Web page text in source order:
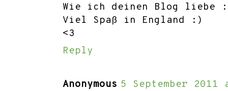
Wie ich deinen Blog liebe
Viel Spaß in England :)
<3
Reply
Anonymous 5 September 2011